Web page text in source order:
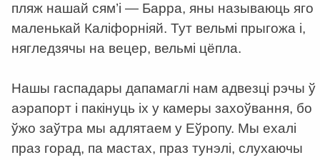
пляж нашай сям’і — Барра, яны называюць яго
маленькай Каліфорніяй. Тут вельмі прыгожа і,
нягледзячы на вецер, вельмі цёпла.
Нашы гаспадары дапамаглі нам адвезці рэчы ў
аэрапорт і пакінуць іх у камеры захоўвання, бо
ўжо заўтра мы адлятаем у Еўропу. Мы ехалі
праз горад, па мастах, праз тунэлі, слухаючы